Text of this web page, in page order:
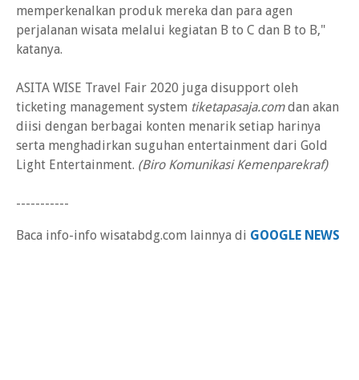
memperkenalkan produk mereka dan para agen
perjalanan wisata melalui kegiatan B to C dan B to B,"
katanya.
ASITA WISE Travel Fair 2020 juga disupport oleh
ticketing management system tiketapasaja.comdan akan
diisi dengan berbagai konten menarik setiap harinya
serta menghadirkan suguhan entertainment dari Gold
Light Entertainment. (Biro Komunikasi Kemenparekraf)
-----------
Baca info-info wisatabdg.com lainnya di GOOGLE NEWS